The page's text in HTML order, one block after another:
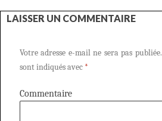
LAISSER UN COMMENTAIRE
Votre adresse e-mail ne sera pas publiée.
sont indiqués avec *
Commentaire